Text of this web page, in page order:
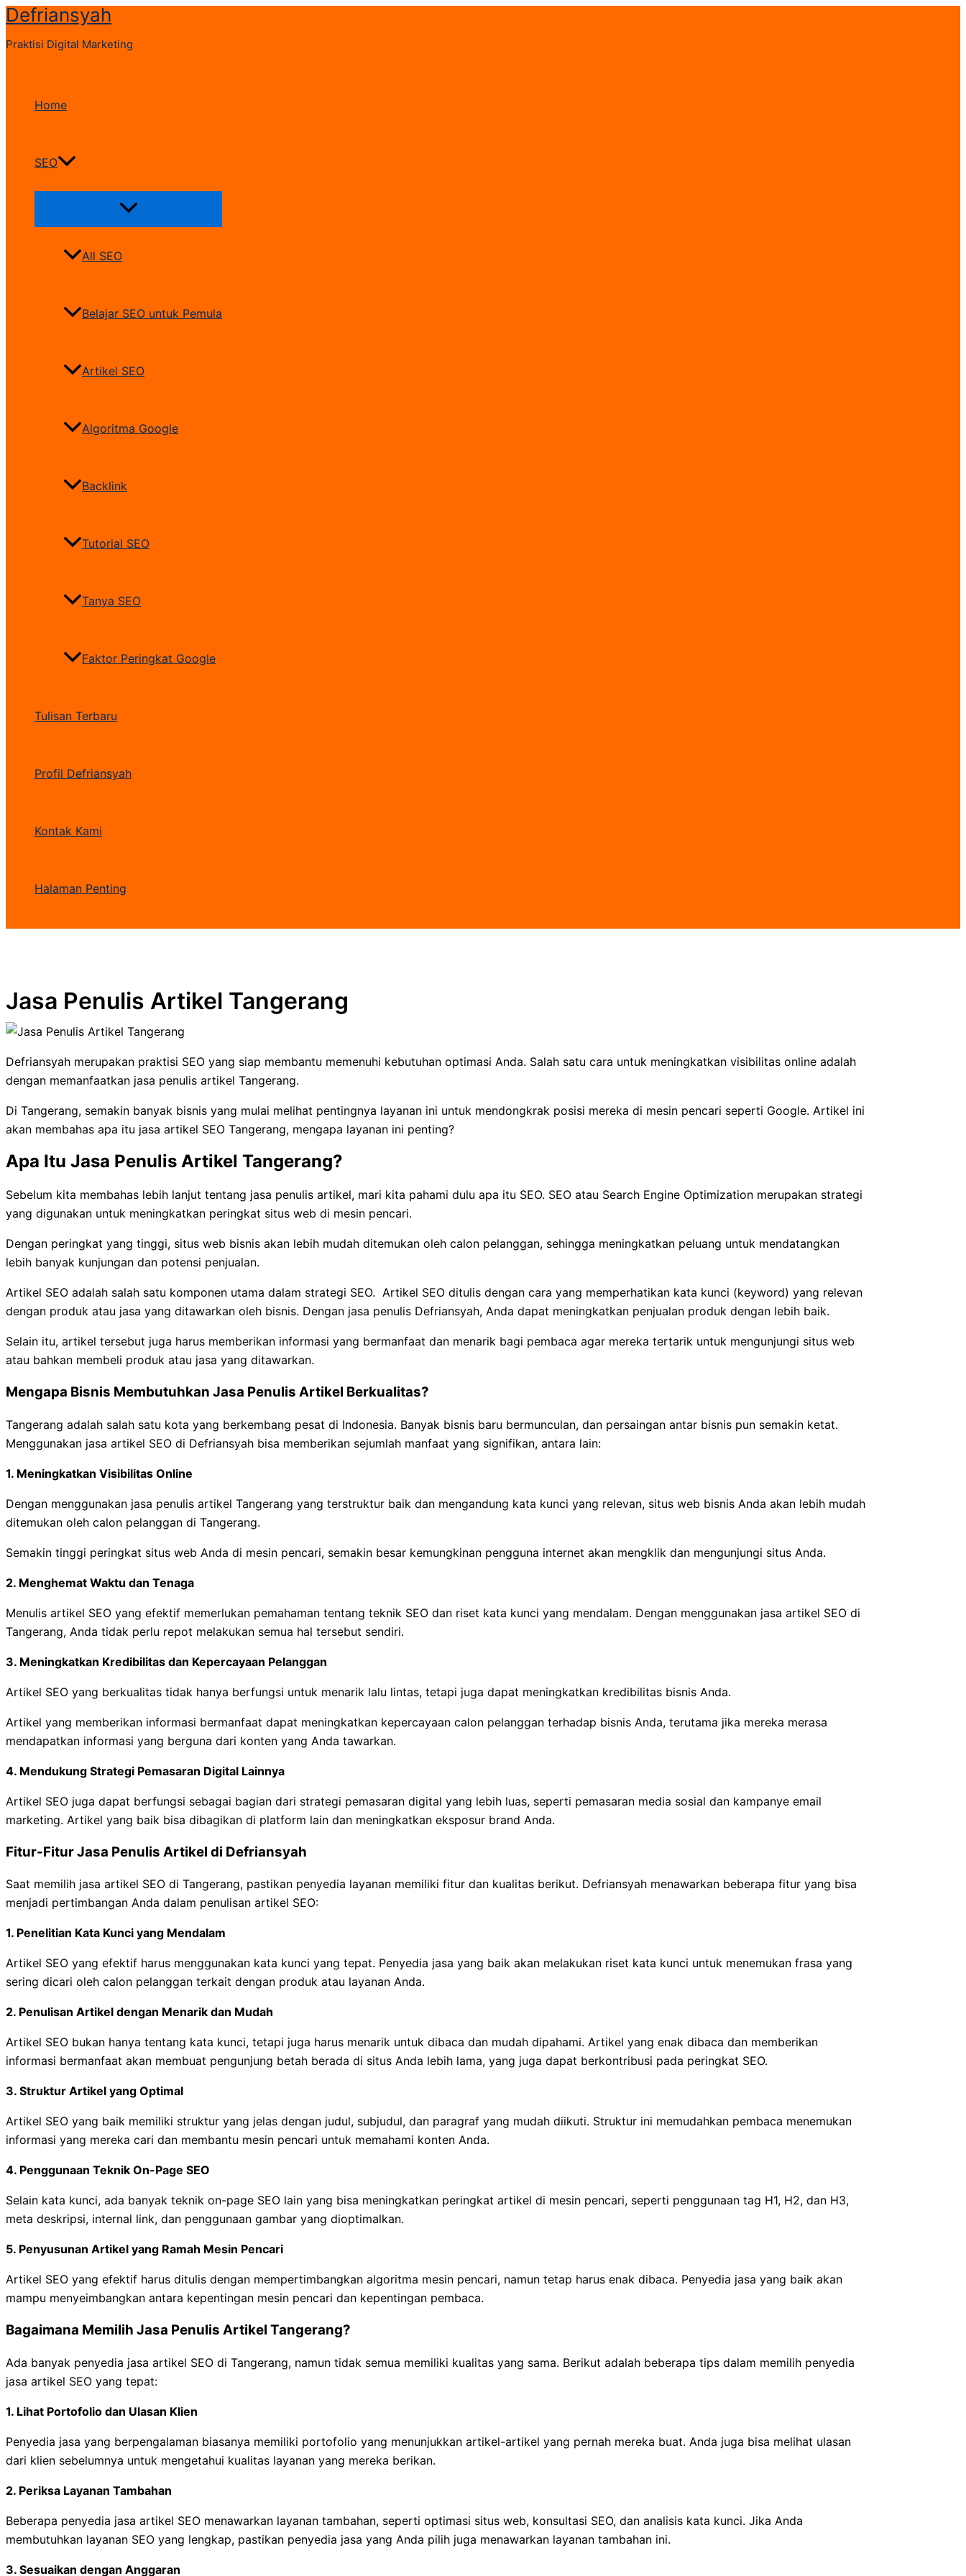
Skip
content
Defriansyah
Praktisi Digital Marketing
Home
SEO
Menu
All SEO
Belajar SEO untuk Pemula
Artikel SEO
Algoritma Google
Backlink
Tutorial SEO
Tanya SEO
Faktor Peringkat Google
Tulisan Terbaru
Profil Defriansyah
Kontak Kami
Halaman Penting
Jasa Penulis Artikel Tangerang
Defriansyah merupakan praktisi SEO yang siap membantu memenuhi kebutuhan optimasi Anda. Salah satu cara untuk meningkatkan visibilitas online adalah
dengan memanfaatkan jasa penulis artikel Tangerang.
Di Tangerang, semakin banyak bisnis yang mulai melihat pentingnya layanan ini untuk mendongkrak posisi mereka di mesin pencari seperti Google. Artikel ini
akan membahas apa itu jasa artikel SEO Tangerang, mengapa layanan ini penting?
Apa Itu Jasa Penulis Artikel Tangerang?
Sebelum kita membahas lebih lanjut tentang jasa penulis artikel, mari kita pahami dulu apa itu SEO. SEO atau Search Engine Optimization merupakan strategi
yang digunakan untuk meningkatkan peringkat situs web di mesin pencari.
Dengan peringkat yang tinggi, situs web bisnis akan lebih mudah ditemukan oleh calon pelanggan, sehingga meningkatkan peluang untuk mendatangkan
lebih banyak kunjungan dan potensi penjualan.
Artikel SEO adalah salah satu komponen utama dalam strategi SEO. Artikel SEO ditulis dengan cara yang memperhatikan kata kunci (keyword) yang relevan
dengan produk atau jasa yang ditawarkan oleh bisnis. Dengan jasa penulis Defriansyah, Anda dapat meningkatkan penjualan produk dengan lebih baik.
Selain itu, artikel tersebut juga harus memberikan informasi yang bermanfaat dan menarik bagi pembaca agar mereka tertarik untuk mengunjungi situs web
atau bahkan membeli produk atau jasa yang ditawarkan.
Mengapa Bisnis Membutuhkan Jasa Penulis Artikel Berkualitas?
Tangerang adalah salah satu kota yang berkembang pesat di Indonesia. Banyak bisnis baru bermunculan, dan persaingan antar bisnis pun semakin ketat.
Menggunakan jasa artikel SEO di Defriansyah bisa memberikan sejumlah manfaat yang signifikan, antara lain:
1. Meningkatkan Visibilitas Online
Dengan menggunakan jasa penulis artikel Tangerang yang terstruktur baik dan mengandung kata kunci yang relevan, situs web bisnis Anda akan lebih mudah
ditemukan oleh calon pelanggan di Tangerang.
Semakin tinggi peringkat situs web Anda di mesin pencari, semakin besar kemungkinan pengguna internet akan mengklik dan mengunjungi situs Anda.
2. Menghemat Waktu dan Tenaga
Menulis artikel SEO yang efektif memerlukan pemahaman tentang teknik SEO dan riset kata kunci yang mendalam. Dengan menggunakan jasa artikel SEO di
Tangerang, Anda tidak perlu repot melakukan semua hal tersebut sendiri.
3. Meningkatkan Kredibilitas dan Kepercayaan Pelanggan
Artikel SEO yang berkualitas tidak hanya berfungsi untuk menarik lalu lintas, tetapi juga dapat meningkatkan kredibilitas bisnis Anda.
Artikel yang memberikan informasi bermanfaat dapat meningkatkan kepercayaan calon pelanggan terhadap bisnis Anda, terutama jika mereka merasa
mendapatkan informasi yang berguna dari konten yang Anda tawarkan.
4. Mendukung Strategi Pemasaran Digital Lainnya
Artikel SEO juga dapat berfungsi sebagai bagian dari strategi pemasaran digital yang lebih luas, seperti pemasaran media sosial dan kampanye email
marketing. Artikel yang baik bisa dibagikan di platform lain dan meningkatkan eksposur brand Anda.
Fitur-Fitur Jasa Penulis Artikel di Defriansyah
Saat memilih jasa artikel SEO di Tangerang, pastikan penyedia layanan memiliki fitur dan kualitas berikut. Defriansyah menawarkan beberapa fitur yang bisa
menjadi pertimbangan Anda dalam penulisan artikel SEO:
1. Penelitian Kata Kunci yang Mendalam
Artikel SEO yang efektif harus menggunakan kata kunci yang tepat. Penyedia jasa yang baik akan melakukan riset kata kunci untuk menemukan frasa yang
sering dicari oleh calon pelanggan terkait dengan produk atau layanan Anda.
2. Penulisan Artikel dengan Menarik dan Mudah
Artikel SEO bukan hanya tentang kata kunci, tetapi juga harus menarik untuk dibaca dan mudah dipahami. Artikel yang enak dibaca dan memberikan
informasi bermanfaat akan membuat pengunjung betah berada di situs Anda lebih lama, yang juga dapat berkontribusi pada peringkat SEO.
3. Struktur Artikel yang Optimal
Artikel SEO yang baik memiliki struktur yang jelas dengan judul, subjudul, dan paragraf yang mudah diikuti. Struktur ini memudahkan pembaca menemukan
informasi yang mereka cari dan membantu mesin pencari untuk memahami konten Anda.
4. Penggunaan Teknik On-Page SEO
Selain kata kunci, ada banyak teknik on-page SEO lain yang bisa meningkatkan peringkat artikel di mesin pencari, seperti penggunaan tag H1, H2, dan H3,
meta deskripsi, internal link, dan penggunaan gambar yang dioptimalkan.
5. Penyusunan Artikel yang Ramah Mesin Pencari
Artikel SEO yang efektif harus ditulis dengan mempertimbangkan algoritma mesin pencari, namun tetap harus enak dibaca. Penyedia jasa yang baik akan
mampu menyeimbangkan antara kepentingan mesin pencari dan kepentingan pembaca.
Bagaimana Memilih Jasa Penulis Artikel Tangerang?
Ada banyak penyedia jasa artikel SEO di Tangerang, namun tidak semua memiliki kualitas yang sama. Berikut adalah beberapa tips dalam memilih penyedia
jasa artikel SEO yang tepat:
1. Lihat Portofolio dan Ulasan Klien
Penyedia jasa yang berpengalaman biasanya memiliki portofolio yang menunjukkan artikel-artikel yang pernah mereka buat. Anda juga bisa melihat ulasan
dari klien sebelumnya untuk mengetahui kualitas layanan yang mereka berikan.
2. Periksa Layanan Tambahan
Beberapa penyedia jasa artikel SEO menawarkan layanan tambahan, seperti optimasi situs web, konsultasi SEO, dan analisis kata kunci. Jika Anda
membutuhkan layanan SEO yang lengkap, pastikan penyedia jasa yang Anda pilih juga menawarkan layanan tambahan ini.
3. Sesuaikan dengan Anggaran